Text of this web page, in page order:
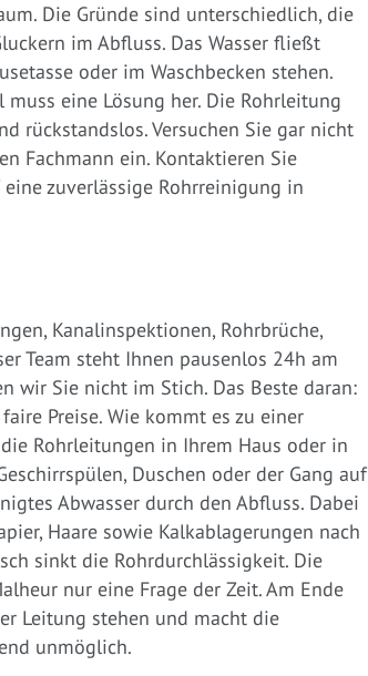
Die Gründe sind unterschiedlich, die
im Abfluss. Das Wasser fließt
oder im Waschbecken stehen.
eine Lösung her. Die Rohrleitung
rückstandslos. Versuchen Sie gar nicht
Fachmann ein. Kontaktieren Sie
zuverlässige Rohrreinigung in
Kanalinspektionen, Rohrbrüche,
Team steht Ihnen pausenlos 24h am
wir Sie nicht im Stich. Das Beste daran:
Preise. Wie kommt es zu einer
Rohrleitungen in Ihrem Haus oder in
Duschen oder der Gang auf
Abwasser durch den Abfluss. Dabei
Haare sowie Kalkablagerungen nach
sinkt die Rohrdurchlässigkeit. Die
nur eine Frage der Zeit. Am Ende
Leitung stehen und macht die
unmöglich.